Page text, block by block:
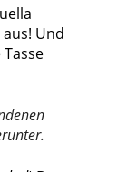
Und